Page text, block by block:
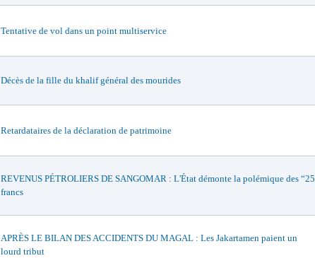
Tentative de vol dans un point multiservice
Décès de la fille du khalif général des mourides
Retardataires de la déclaration de patrimoine
REVENUS PÉTROLIERS DE SANGOMAR : L'État démonte la polémique des “25
francs
APRÈS LE BILAN DES ACCIDENTS DU MAGAL : Les Jakartamen paient un
lourd tribut